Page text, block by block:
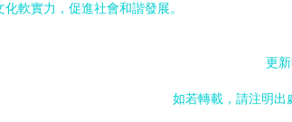
軟實力，促進社會和諧發展。
更
如若轉載，請注明